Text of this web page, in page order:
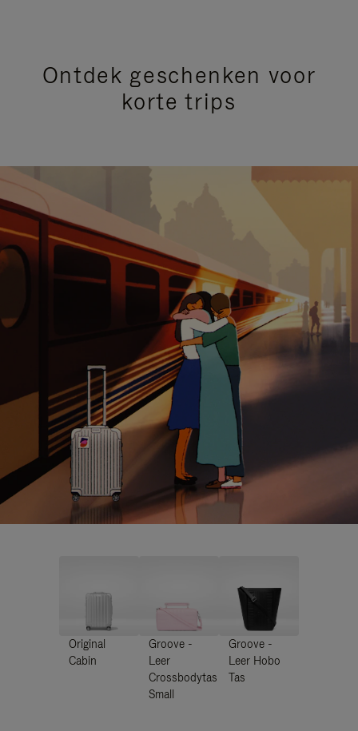
Ontdek geschenken voor
korte trips
Original
Cabin
Groove -
Leer
Crossbodytas
Small
Groove -
Leer Hobo
Tas